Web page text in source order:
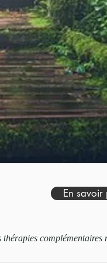
En savoir
thérapies complémentaires